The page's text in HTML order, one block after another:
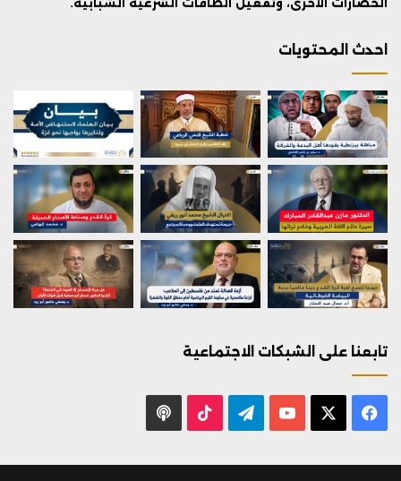
احدث المحتويات
تابعنا على الشبكات الاجتماعية
فيسبوك يوتيوب تيلقرام ‫TikTok